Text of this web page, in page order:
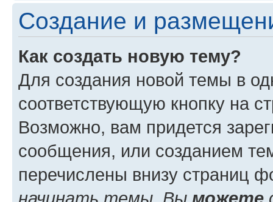
Создание и
Как создать новую тему?
Для создания новой темы в
соответствующую кнопку на
Возможно, вам придется
сообщения, или созданием
перечислены внизу страниц
начинать темы, Вы можете